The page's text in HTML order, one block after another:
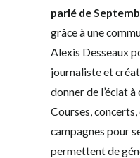
parlé de
grâce à une
Alexis Desseaux
journaliste et
donner de l’éclat
Courses,
campagnes pour
permettent de